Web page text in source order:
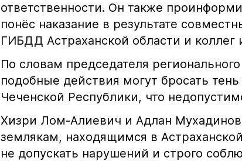
ответственности. Он также
понёс наказание в результате
ГИБДД Астраханской области и коллег
По словам председателя
подобные действия могут бросать
Чеченской Республики, что
Хизри Лом-Алиевич и Адлан
землякам, находящимся в
не допускать нарушений и строго